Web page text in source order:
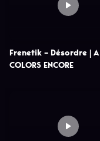
Frenetik – Désordre | A
COLORS ENCORE